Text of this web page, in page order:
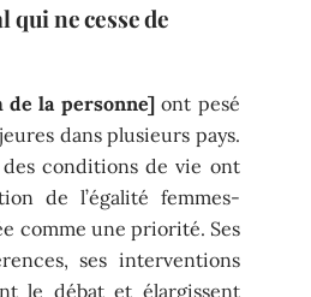
qui ne cesse de
de la personne]ont pesé
dans plusieurs pays.
conditions de vie ont
de l’égalité femmes-
comme une priorité. Ses
ses interventions
le débat et élargissent